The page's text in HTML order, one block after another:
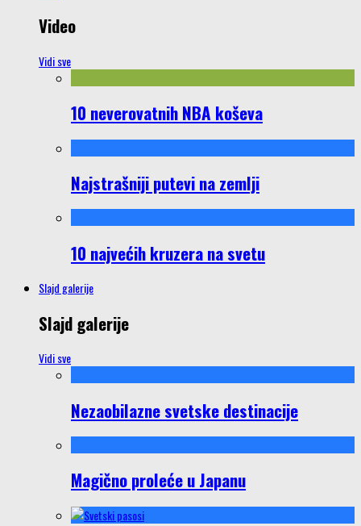
Video
Vidi sve
10 neverovatnih NBA koševa
Najstrašniji putevi na zemlji
10 najvećih kruzera na svetu
Slajd galerije
Slajd galerije
Vidi sve
Nezaobilazne svetske destinacije
Magično proleće u Japanu